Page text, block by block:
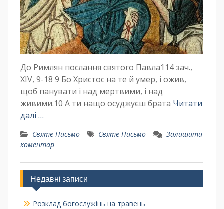
До Римлян послання святого Павла114 зач.,
XIV, 9-18 9 Бо Христос на те й умер, і ожив,
щоб панувати і над мертвими, і над
живими.10 А ти нащо осуджуєш брата Читати
далі …
Святе Письмо Святе Письмо
Залишити
коментар
Недавні записи
Розклад богослужінь на травень